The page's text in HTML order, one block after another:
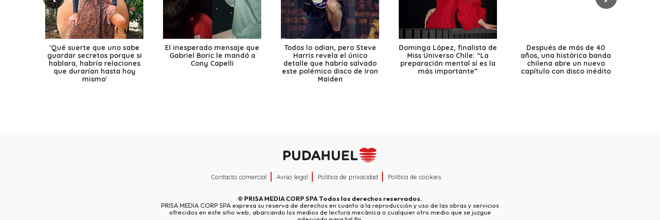
'Qué suerte que uno sabe
guardar secretos porque si
hablara, habría relaciones
que durarían hasta hoy
mismo'
El inesperado mensaje que
Gabriel Boric le mandó a
Cony Capelli
Todos lo odian, pero Steve
Harris revela el único
detalle que habría salvado
este polémico disco de Iron
Maiden
Dominga López, finalista de
Miss Universo Chile: “La
preparación mental sí es la
más importante”
Después de más de 40
años, una histórica banda
chilena abre un nuevo
capítulo con disco inédito
Contacto comercial Aviso legal Política de privacidad Política de cookies
© PRISA MEDIA CORP SPATodos los derechos reservados.
PRISA MEDIA CORP SPA expresa su reserva de derechos en cuanto a la reproducción y uso de las obras y servicios
ofrecidos en este sitio web, abarcando los medios de lectura mecánica o cualquier otro medio que se juzgue